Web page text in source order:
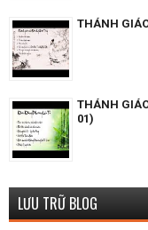
THÁNH
THÁNH
01)
LƯU TRỮ BLOG